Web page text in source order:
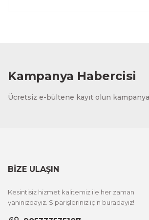
Kampanya Habercisi
Ücretsiz e-bültene kayıt olun
BİZE ULAŞIN
Kesintisiz hizmet kalitemiz ile her zaman
yanınızdayız. Siparişleriniz için buradayız!